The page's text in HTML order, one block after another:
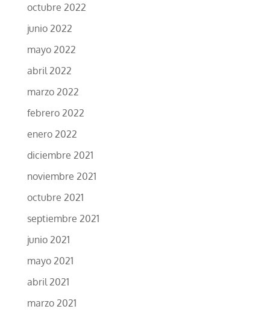
octubre 2022
junio 2022
mayo 2022
abril 2022
marzo 2022
febrero 2022
enero 2022
diciembre 2021
noviembre 2021
octubre 2021
septiembre 2021
junio 2021
mayo 2021
abril 2021
marzo 2021